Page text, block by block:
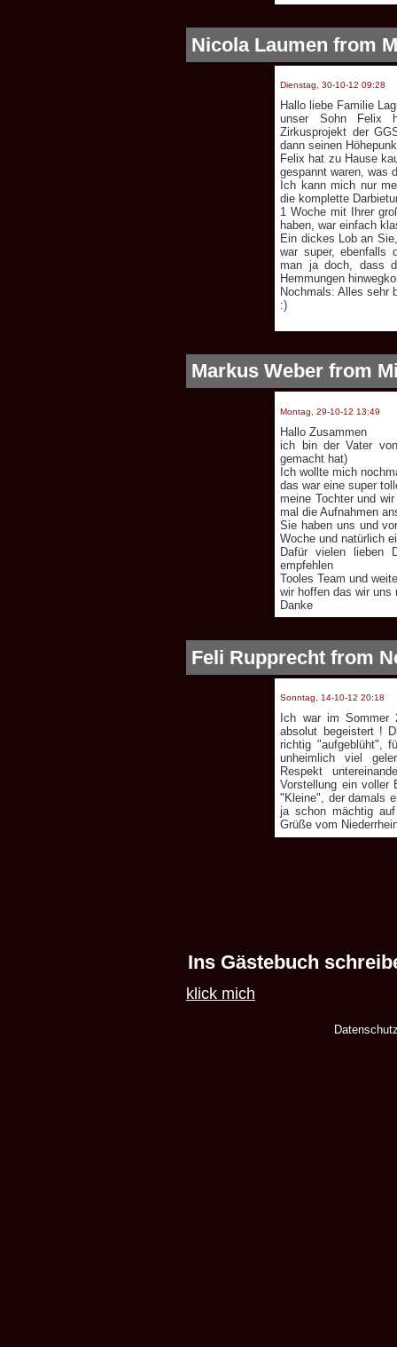
Nicola Laumen from
Dienstag, 30-10-12 09:28
Hallo liebe Familie
unser Sohn Felix
Zirkusprojekt der
dann seinen
Felix hat zu Hause
gespannt waren, was
Ich kann mich nur
die komplette
1 Woche mit Ihrer
haben, war einfach
Ein dickes Lob an
war super, ebenfalls
man ja doch, dass
Hemmungen
Nochmals: Alles sehr
:)
Markus Weber from
Montag, 29-10-12 13:49
Hallo Zusammen
ich bin der Vater
gemacht hat)
Ich wollte mich
das war eine super
meine Tochter und
mal die Aufnahmen
Sie haben uns und
Woche und natürlich
Dafür vielen lieben
empfehlen
Tooles Team und
wir hoffen das wir uns
Danke
Feli Rupprecht from
Sonntag, 14-10-12 20:18
Ich war im Sommer
absolut begeistert !
richtig "aufgeblüht",
unheimlich viel
Respekt
Vorstellung ein
"Kleine", der damals
ja schon mächtig
Grüße vom
Ins Gästebuch
klick mich